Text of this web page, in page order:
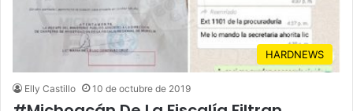
HARDNEWS
Elly Castillo 10 de octubre de 2019